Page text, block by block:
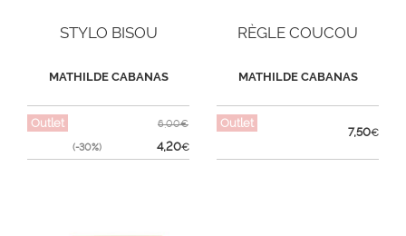
STYLO BISOU
MATHILDE CABANAS
Outlet
(-30%)
6,00€
4,20€
RÈGLE COUCOU
MATHILDE CABANAS
Outlet
7,50€